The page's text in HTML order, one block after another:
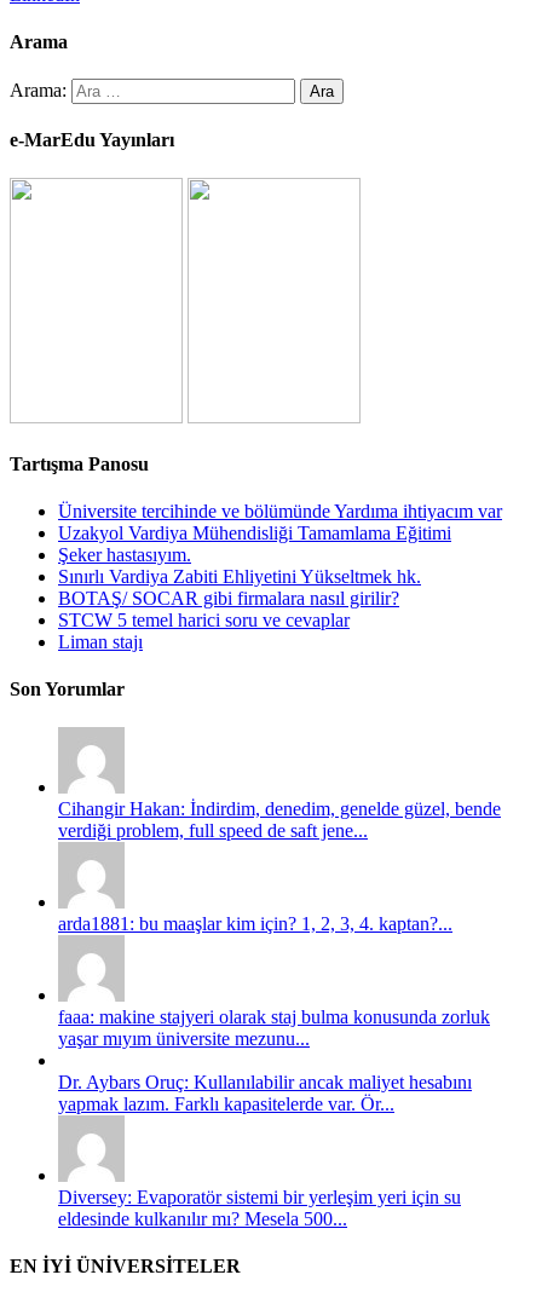
Arama
Arama:
e-MarEdu Yayınları
Tartışma Panosu
Üniversite tercihinde ve bölümünde Yardıma ihtiyacım var
Uzakyol Vardiya Mühendisliği Tamamlama Eğitimi
Şeker hastasıyım.
Sınırlı Vardiya Zabiti Ehliyetini Yükseltmek hk.
BOTAŞ/ SOCAR gibi firmalara nasıl girilir?
STCW 5 temel harici soru ve cevaplar
Liman stajı
Son Yorumlar
Cihangir Hakan: İndirdim, denedim, genelde güzel, bende
verdiği problem, full speed de saft jene...
arda1881: bu maaşlar kim için? 1, 2, 3, 4. kaptan?...
faaa: makine stajyeri olarak staj bulma konusunda zorluk
yaşar mıyım üniversite mezunu...
Dr. Aybars Oruç: Kullanılabilir ancak maliyet hesabını
yapmak lazım. Farklı kapasitelerde var. Ör...
Diversey: Evaporatör sistemi bir yerleşim yeri için su
eldesinde kulkanılır mı? Mesela 500...
EN İYİ ÜNİVERSİTELER